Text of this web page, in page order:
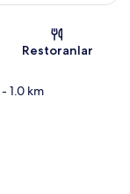
Restoranlar
- 1.0 km